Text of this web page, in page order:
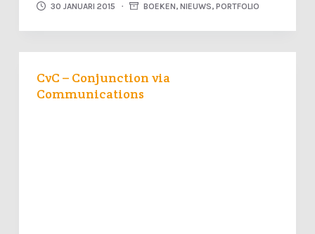
30 JANUARI 2015 BOEKEN, NIEUWS, PORTFOLIO
CvC – Conjunction via
Communications